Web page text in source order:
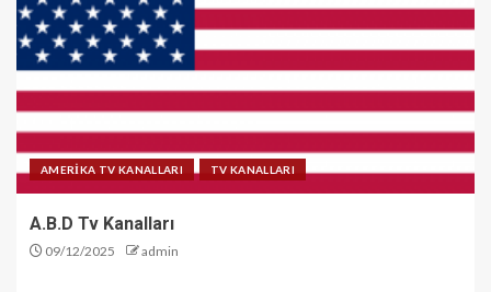
AMERİKA TV KANALLARI TV KANALLARI
A.B.D Tv Kanalları
09/12/2025 admin